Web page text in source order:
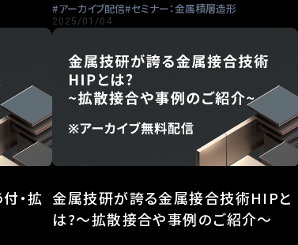
アーカイブ配信 セミナー：金属積層造形
2025/01/04
・拡 金属技研が誇る金属接合技術HIPと
は?～拡散接合や事例のご紹介～